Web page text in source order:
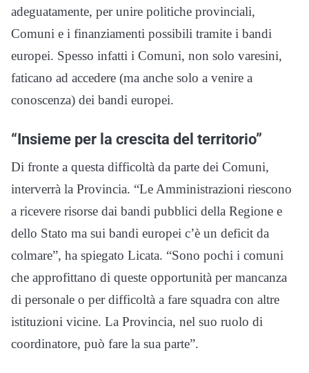
adeguatamente, per unire politiche provinciali,
Comuni e i finanziamenti possibili tramite i bandi
europei. Spesso infatti i Comuni, non solo varesini,
faticano ad accedere (ma anche solo a venire a
conoscenza) dei bandi europei.
“Insieme per la crescita del territorio”
Di fronte a questa difficoltà da parte dei Comuni,
interverrà la Provincia. “Le Amministrazioni riescono
a ricevere risorse dai bandi pubblici della Regione e
dello Stato ma sui bandi europei c’è un deficit da
colmare”, ha spiegato Licata. “Sono pochi i comuni
che approfittano di queste opportunità per mancanza
di personale o per difficoltà a fare squadra con altre
istituzioni vicine. La Provincia, nel suo ruolo di
coordinatore, può fare la sua parte”.